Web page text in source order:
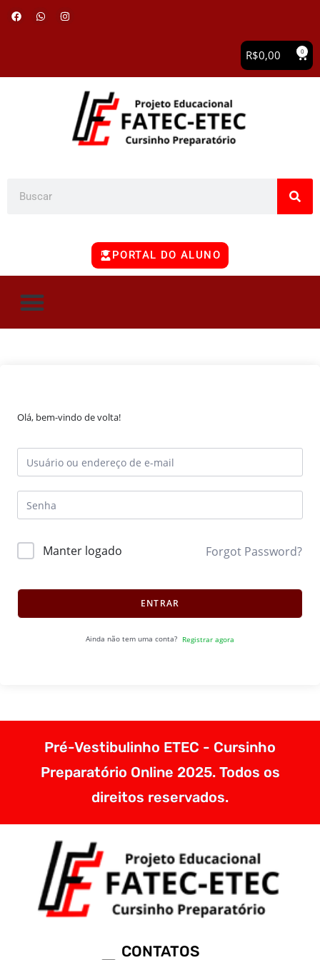
R$0,00 0
PORTAL DO ALUNO
Olá, bem-vindo de volta!
Manter logado Forgot Password?
ENTRAR
Ainda não tem uma conta? Registrar agora
Pré-Vestibulinho ETEC - Cursinho
Preparatório Online 2025. Todos os
direitos reservados.
CONTATOS